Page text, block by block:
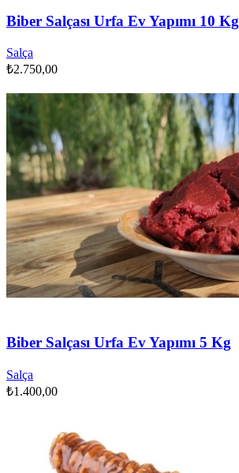
Biber Salçası Urfa Ev Yapımı 10 Kg
Salça
₺2.750,00
Biber Salçası Urfa Ev Yapımı 5 Kg
Salça
₺1.400,00